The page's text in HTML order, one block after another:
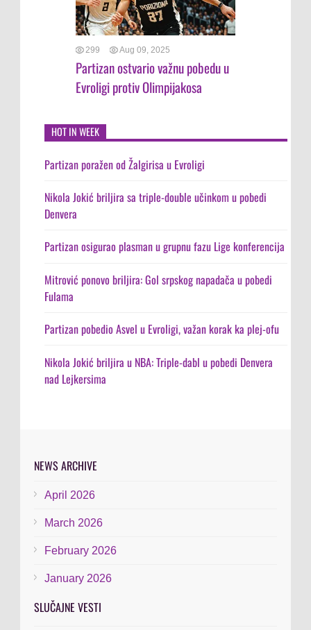
299 Aug 09, 2025
Partizan ostvario važnu pobedu u
Evroligi protiv Olimpijakosa
HOT IN WEEK
Partizan poražen od Žalgirisa u Evroligi
Nikola Jokić briljira sa triple-double učinkom u pobedi
Denvera
Partizan osigurao plasman u grupnu fazu Lige konferencija
Mitrović ponovo briljira: Gol srpskog napadača u pobedi
Fulama
Partizan pobedio Asvel u Evroligi, važan korak ka plej-ofu
Nikola Jokić briljira u NBA: Triple-dabl u pobedi Denvera
nad Lejkersima
NEWS ARCHIVE
April 2026
March 2026
February 2026
January 2026
SLUČAJNE VESTI